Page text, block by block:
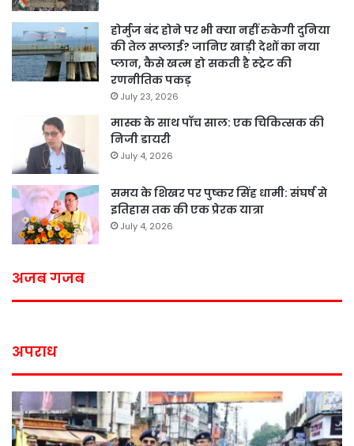
होर्मुज बंद होने पर भी क्या नहीं रुकेगी दुनिया
की तेल सप्लाई? जानिए खाड़ी देशों का नया
प्लान, कैसे खत्म हो सकती है स्ट्रेट की
रणनीतिक पकड़
July 23, 2026
मास्क के साथ पॉच साल: एक चिकित्सक की
निजी डायरी
July 4, 2026
समय के शिखर पर पुष्कर सिंह धामी: संघर्ष से
इतिहास तक की एक प्रेरक यात्रा
July 4, 2026
अजब गजब
अपराध